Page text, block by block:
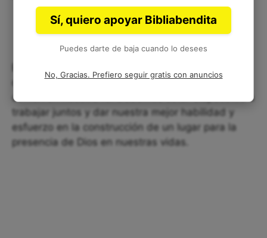
del trabajo conjunto para alcanzar un objetivo
común en nuestra fe. Debemos estar dispuestos a
trabajar juntos y dar nuestra mejor habilidad y
esfuerzo en la construcción de un lugar para la
presencia de Dios en nuestras vidas.
Sí, quiero apoyar Bibliabendita
Puedes darte de baja cuando lo desees
No, Gracias. Prefiero seguir gratis con anuncios